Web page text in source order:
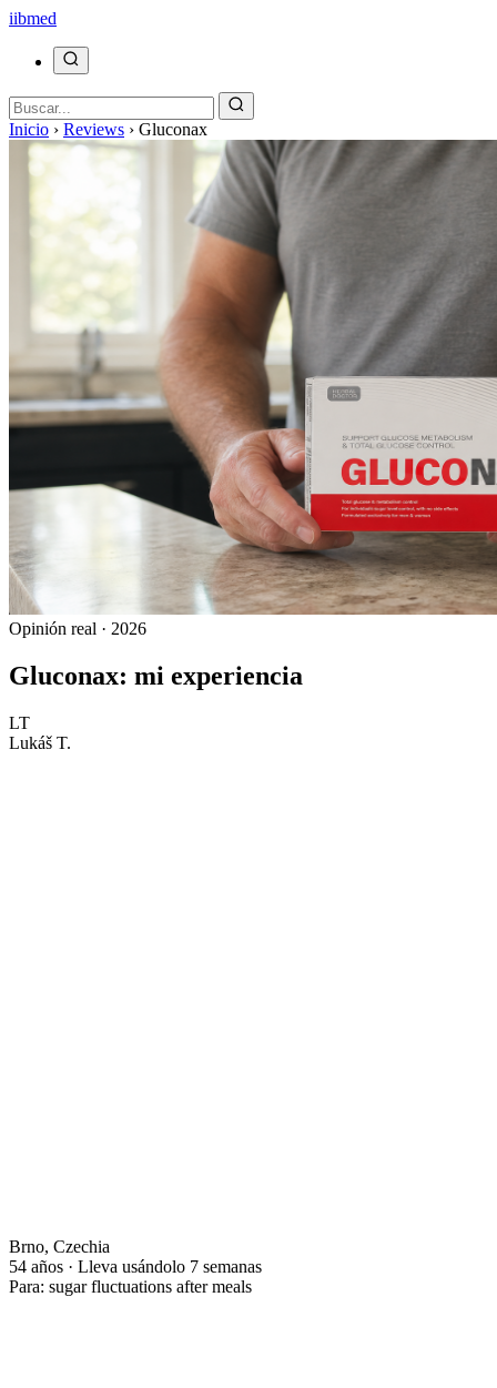
iibmed
Inicio › Reviews › Gluconax
Opinión real · 2026
Gluconax: mi experiencia
LT
Lukáš T.
Brno, Czechia
54 años · Lleva usándolo 7 semanas
Para: sugar fluctuations after meals